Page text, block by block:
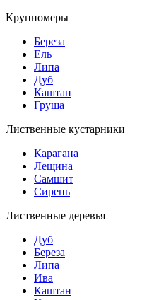
Крупномеры
Береза
Ель
Липа
Дуб
Каштан
Груша
Лиственные кустарники
Карагана
Лещина
Самшит
Сирень
Лиственные деревья
Дуб
Береза
Липа
Ива
Каштан